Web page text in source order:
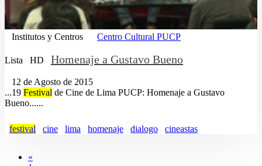
Institutos y Centros Centro Cultural PUCP
Lista HD Homenaje a Gustavo Bueno
12 de Agosto de 2015
...19 Festival de Cine de Lima PUCP: Homenaje a Gustavo
Bueno......
festival cine lima homenaje dialogo cineastas
«